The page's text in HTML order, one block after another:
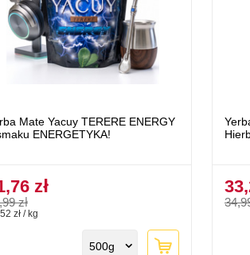
Mate Yacuy TERERE ENERGY
ENERGETYKA!
zł
zł
zł / kg
500g